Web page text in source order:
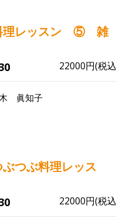
理レッスン ⑤ 雑
22000円(税
眞知子
つぶ料理レッス
22000円(税